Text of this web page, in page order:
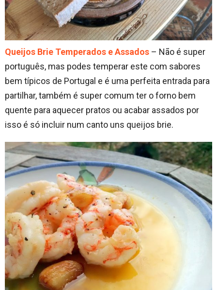
Queijos Brie Temperados e Assados – Não é super
português, mas podes temperar este com sabores
bem típicos de Portugal e é uma perfeita entrada para
partilhar, também é super comum ter o forno bem
quente para aquecer pratos ou acabar assados por
isso é só incluir num canto uns queijos brie.